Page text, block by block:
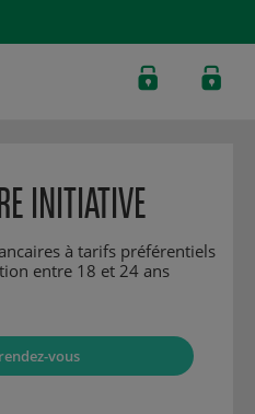
INITIATIVE
à tarifs préférentiels
entre 18 et 24 ans
vous